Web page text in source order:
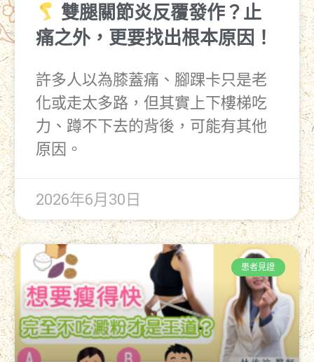
雙腿關節炎反覆發作？止
痛之外，更要找出根本原因！
許多人以為膝蓋痛、腳踝卡只是老
化或走太多路，但其實上下樓梯吃
力、蹲不下去的背後，可能有其他
原因。
2026年6月30日
患者見證